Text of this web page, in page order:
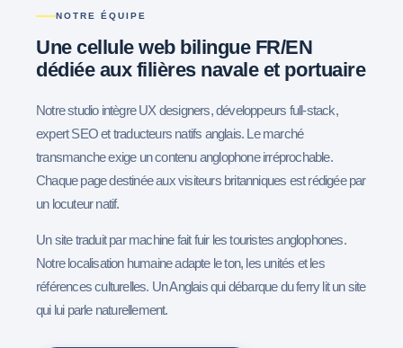
NOTRE ÉQUIPE
Une cellule web bilingue FR/EN
dédiée aux filières navale et portuaire
Notre studio intègre UX designers, développeurs full-stack,
expert SEO et traducteurs natifs anglais. Le marché
transmanche exige un contenu anglophone irréprochable.
Chaque page destinée aux visiteurs britanniques est rédigée par
un locuteur natif.
Un site traduit par machine fait fuir les touristes anglophones.
Notre localisation humaine adapte le ton, les unités et les
références culturelles. Un Anglais qui débarque du ferry lit un site
qui lui parle naturellement.